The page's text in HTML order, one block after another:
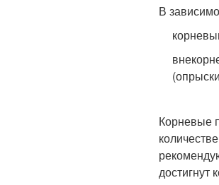
В
Корневые
достигнут